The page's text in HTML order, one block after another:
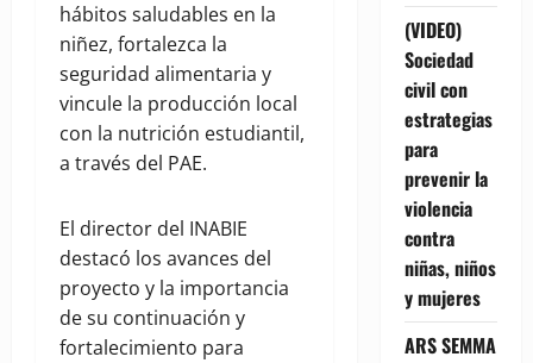
hábitos saludables en la
niñez, fortalezca la
seguridad alimentaria y
vincule la producción local
con la nutrición estudiantil,
a través del PAE.
El director del INABIE
destacó los avances del
proyecto y la importancia
de su continuación y
fortalecimiento para
(VIDEO)
Sociedad
civil con
estrategias
para
prevenir la
violencia
contra
niñas, niños
y mujeres
ARS SEMMA